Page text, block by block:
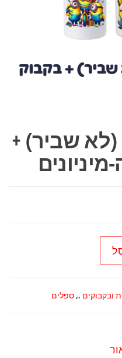
שביר) +
ובקבוקים .,ספלים